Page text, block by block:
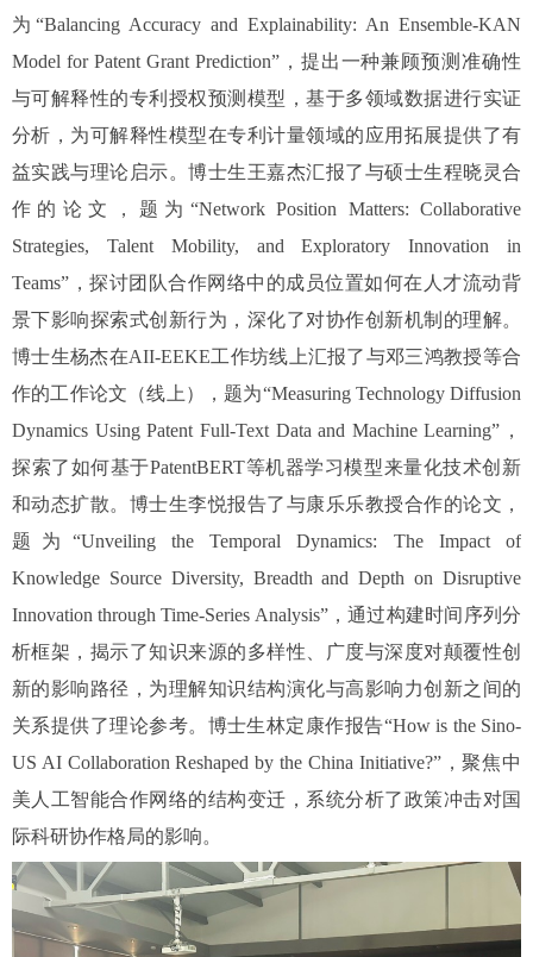
为“Balancing Accuracy and Explainability: An Ensemble-KAN
Model for Patent Grant Prediction”，提出一种兼顾预测准确性
与可解释性的专利授权预测模型，基于多领域数据进行实证
分析，为可解释性模型在专利计量领域的应用拓展提供了有
益实践与理论启示。博士生王嘉杰汇报了与硕士生程晓灵合
作的论文，题为“Network Position Matters: Collaborative
Strategies, Talent Mobility, and Exploratory Innovation in
Teams”，探讨团队合作网络中的成员位置如何在人才流动背
景下影响探索式创新行为，深化了对协作创新机制的理解。
博士生杨杰在AII-EEKE工作坊线上汇报了与邓三鸿教授等合
作的工作论文（线上），题为“Measuring Technology Diffusion
Dynamics Using Patent Full-Text Data and Machine Learning”，
探索了如何基于PatentBERT等机器学习模型来量化技术创新
和动态扩散。博士生李悦报告了与康乐乐教授合作的论文，
题为“Unveiling the Temporal Dynamics: The Impact of
Knowledge Source Diversity, Breadth and Depth on Disruptive
Innovation through Time-Series Analysis”，通过构建时间序列分
析框架，揭示了知识来源的多样性、广度与深度对颠覆性创
新的影响路径，为理解知识结构演化与高影响力创新之间的
关系提供了理论参考。博士生林定康作报告“How is the Sino-
US AI Collaboration Reshaped by the China Initiative?”，聚焦中
美人工智能合作网络的结构变迁，系统分析了政策冲击对国
际科研协作格局的影响。